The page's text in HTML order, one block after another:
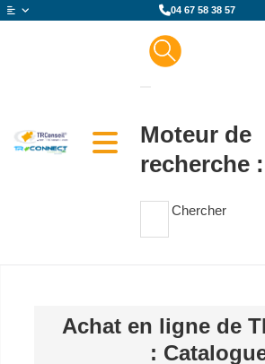
04 67 58 38 57
Moteur de
recherche :
Chercher
Achat en ligne de
: